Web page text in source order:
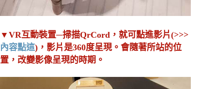
▼VR互動裝置─掃描QrCord，就可點進影片(>>>
內容點這)，影片是360度呈現。會隨著所站的位
置，改變影像呈現的時期。